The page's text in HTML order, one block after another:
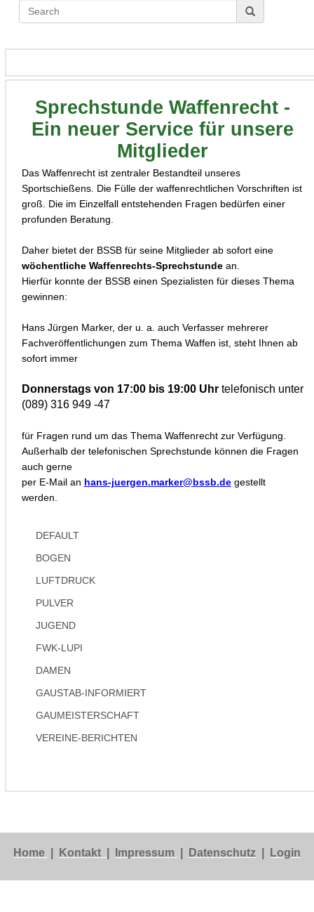
Sprechstunde Waffenrecht -
Ein neuer Service für unsere
Mitglieder
Das Waffenrecht ist zentraler Bestandteil unseres
Sportschießens. Die Fülle der waffenrechtlichen Vorschriften ist
groß. Die im Einzelfall entstehenden Fragen bedürfen einer
profunden Beratung.
Daher bietet der BSSB für seine Mitglieder ab sofort eine
wöchentliche Waffenrechts-Sprechstundean.
Hierfür konnte der BSSB einen Spezialisten für dieses Thema
gewinnen:
Hans Jürgen Marker, der u. a. auch Verfasser mehrerer
Fachveröffentlichungen zum Thema Waffen ist, steht Ihnen ab
sofort immer
Donnerstags von 17:00 bis 19:00 Uhrtelefonisch unter
(089) 316 949 -47
für Fragen rund um das Thema Waffenrecht zur Verfügung.
Außerhalb der telefonischen Sprechstunde können die Fragen
auch gerne
per E-Mail an hans-juergen.marker@bssb.degestellt
werden.
DEFAULT
BOGEN
LUFTDRUCK
PULVER
JUGEND
FWK-LUPI
DAMEN
GAUSTAB-INFORMIERT
GAUMEISTERSCHAFT
VEREINE-BERICHTEN
Home Kontakt Impressum Datenschutz Login